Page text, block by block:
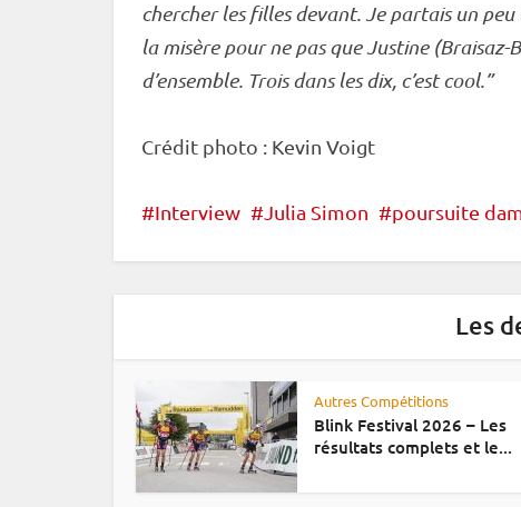
chercher les filles devant. Je partais un
la misère pour ne pas que Justine
d’ensemble. Trois dans les dix, c’est cool.”
Crédit photo : Kevin Voigt
Interview Julia Simon poursuite
Les
Autres Compétitions
Blink Festival 2026 – Les
résultats complets et le...